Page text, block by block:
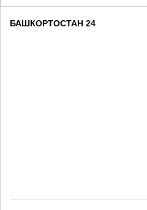
БАШКОРТОСТАН 24